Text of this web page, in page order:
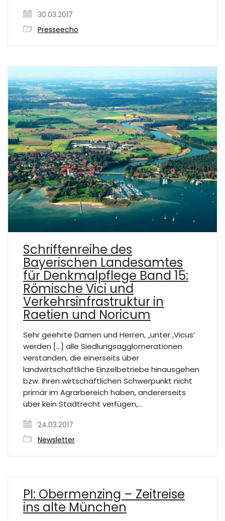
30.03.2017
Presseecho
Schriftenreihe des
Bayerischen Landesamtes
für Denkmalpflege Band 15:
Römische Vici und
Verkehrsinfrastruktur in
Raetien und Noricum
Sehr geehrte Damen und Herren, „unter ,Vicus‘
werden […] alle Siedlungsagglomerationen
verstanden, die einerseits über
landwirtschaftliche Einzelbetriebe hinausgehen
bzw. ihren wirtschaftlichen Schwerpunkt nicht
primär im Agrarbereich haben, andererseits
über kein Stadtrecht verfügen,…
24.03.2017
Newsletter
PI: Obermenzing – Zeitreise
ins alte München